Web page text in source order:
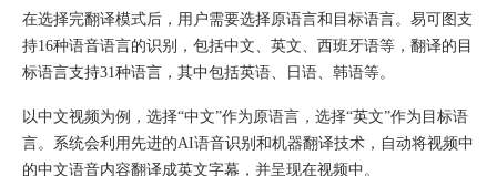
在选择完翻译模式后，用户需要选择原语言和目标语言。易可图支
持16种语音语言的识别，包括中文、英文、西班牙语等，翻译的目
标语言支持31种语言，其中包括英语、日语、韩语等。
以中文视频为例，选择“中文”作为原语言，选择“英文”作为目标语
言。系统会利用先进的AI语音识别和机器翻译技术，自动将视频中
的中文语音内容翻译成英文字幕，并呈现在视频中。